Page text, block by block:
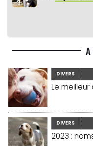
DIVERS
Le meilleur
DIVERS
2023 :